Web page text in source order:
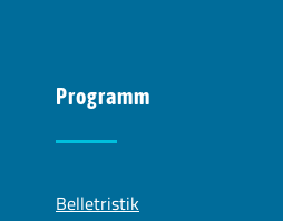
Programm
Belletristik